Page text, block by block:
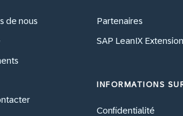
de nous
Partenaires
SAP LeanIX
INFORMATIONS
Confidentialité